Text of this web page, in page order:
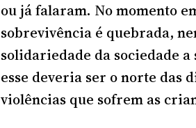
ou já falaram. No momento
sobrevivência é quebrada,
solidariedade da sociedade
esse deveria ser o norte das
violências que sofrem as